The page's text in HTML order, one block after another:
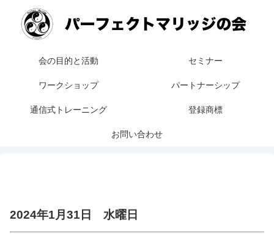
会の目的と活動 セミナー
ワークショップ パートナーシップ
通信式トレーニング 登録商標
お問い合わせ
2024年1月31日 水曜日